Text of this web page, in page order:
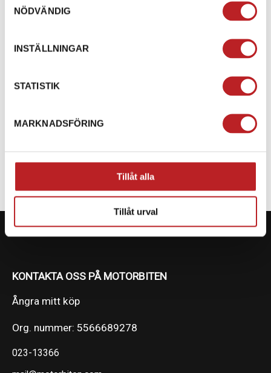
NÖDVÄNDIG
INSTÄLLNINGAR
STATISTIK
MARKNADSFÖRING
Tillåt alla
Tillåt urval
Installationen är snabb och enkel, och du slipper
DESIGN: Den smarta designen eliminerar behovet av
extra verktyg och gör det enkelt att byta ut dina gamla
SPECIFIKATION
KONTAKTA OSS PÅ MOTORBITEN
Ångra mitt köp
Org. nummer: 5566689278
023-13366